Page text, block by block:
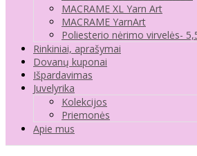
MACRAME XL Yarn Art
MACRAME YarnArt
Poliesterio nėrimo virvelės-
Rinkiniai, aprašymai
Dovanų kuponai
Išpardavimas
Juvelyrika
Kolekcijos
Priemonės
Apie mus